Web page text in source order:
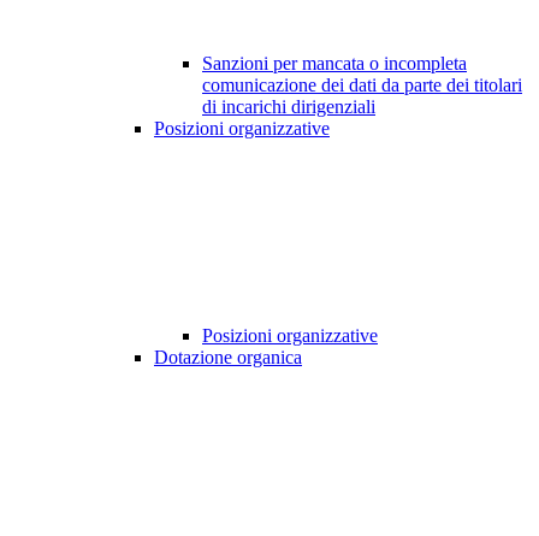
Sanzioni per mancata o incompleta
comunicazione dei dati da parte dei titolari
di incarichi dirigenziali
Posizioni organizzative
Posizioni organizzative
Dotazione organica